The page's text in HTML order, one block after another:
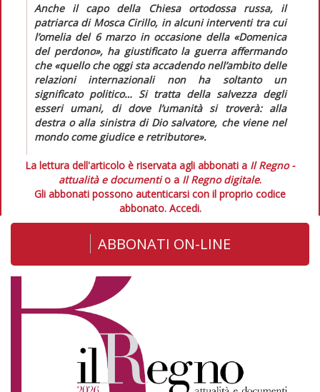
Anche il capo della Chiesa ortodossa russa, il
patriarca di Mosca Cirillo, in alcuni interventi tra cui
l’omelia del 6 marzo in occasione della «Domenica
del perdono», ha giustificato la guerra affermando
che «quello che oggi sta accadendo nell’ambito delle
relazioni internazionali non ha soltanto un
significato politico… Si tratta della salvezza degli
esseri umani, di dove l’umanità si troverà: alla
destra o alla sinistra di Dio salvatore, che viene nel
mondo come giudice e retributore».
La lettura dell'articolo è riservata agli abbonati a Il Regno -
attualità e documentio a Il Regno digitale.
Gli abbonati possono autenticarsi con il proprio codice
abbonato. Accedi.
ABBONATI ON-LINE